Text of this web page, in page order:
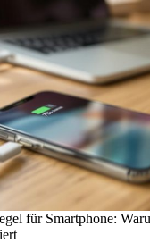
für Smartphone: